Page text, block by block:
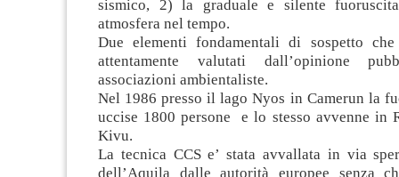
sismico, 2) la graduale e silente
atmosfera nel tempo.
Due elementi fondamentali di sospetto che
attentamente valutati dall’opinione
associazioni ambientaliste.
Nel 1986 presso il lago Nyos in Camerun la
uccise 1800 persone e lo stesso avvenne in
Kivu.
La tecnica CCS e’ stata avvallata in via
dell’Aquila dalle autorità europee senza